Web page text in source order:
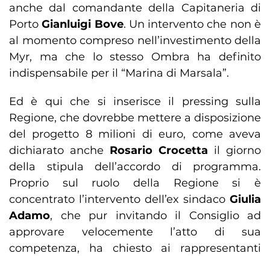
anche dal comandante della Capitaneria di
PortoGianluigi Bove. Un intervento che non è
al momento compreso nell’investimento della
Myr, ma che lo stesso Ombra ha definito
indispensabile per il “Marina di Marsala”.
Ed è qui che si inserisce il pressing sulla
Regione, che dovrebbe mettere a disposizione
del progetto 8 milioni di euro, come aveva
dichiarato anche Rosario Crocetta il giorno
della stipula dell’accordo di programma.
Proprio sul ruolo della Regione si è
concentrato l’intervento dell’ex sindaco Giulia
Adamo, che pur invitando il Consiglio ad
approvare velocemente l’atto di sua
competenza, ha chiesto ai rappresentanti